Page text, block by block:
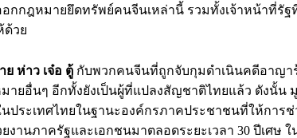
อกกฎหมายยึดทรัพย์คนจีนเหล่านี้ รวมทั้งเจ้าหน้าที่รัฐ
ด้วย
ย ห่าว เจ๋อ ตู้กับพวกคนจีนที่ถูกจับกุมดำเนินคดีอาญาร้
ายอื่นๆ อีกทั้งยังเป็นผู้ที่แปลงสัญชาติไทยแล้ว ดังนั้น
ประเทศไทยในฐานะองค์กรภาคประชาชนที่ให้การ
านภาครัฐและเอกชนมาตลอดระยะเวลา 30 ปีเศษ